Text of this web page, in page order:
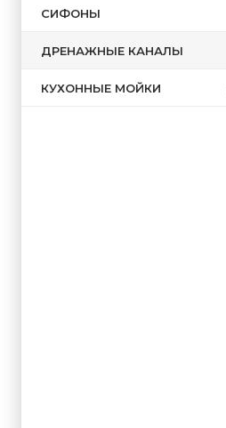
СИФОНЫ
ДРЕНАЖНЫЕ КАНАЛЫ
КУХОННЫЕ МОЙКИ